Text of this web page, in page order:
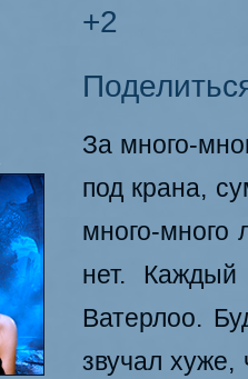
+2
За много-
под крана,
много-много
нет.
Ватерлоо.
звучал